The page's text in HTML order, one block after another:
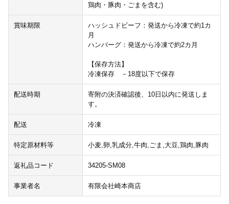
鶏肉・豚肉・ごまを含む)
賞味期限
ハッシュドビーフ：発送から冷凍で約1カ
月
ハンバーグ：発送から冷凍で約2カ月
【保存方法】
冷凍保存 －18度以下で保存
配送時期
寄附の決済確認後、10日以内に発送しま
す。
配送 冷凍
特定原材料等 小麦,卵,乳成分,牛肉,ごま,大豆,鶏肉,豚肉
返礼品コード 34205-SM08
事業者名 有限会社崎本商店